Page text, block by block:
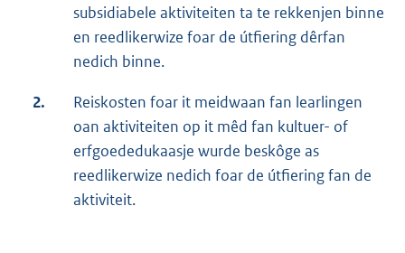
subsidiabele aktiviteiten ta te rekkenjen binne
en reedlikerwize foar de útfiering dêrfan
nedich binne.
2.
Reiskosten foar it meidwaan fan learlingen
oan aktiviteiten op it mêd fan kultuer- of
erfgoededukaasje wurde beskôge as
reedlikerwize nedich foar de útfiering fan de
aktiviteit.